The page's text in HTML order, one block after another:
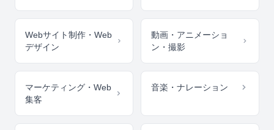
Webサイト制作・Web
デザイン
動画・アニメーショ
ン・撮影
マーケティング・Web
集客
音楽・ナレーション